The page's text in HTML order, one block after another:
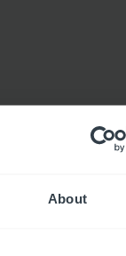
About